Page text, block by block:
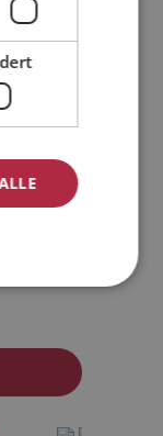
Kvinne